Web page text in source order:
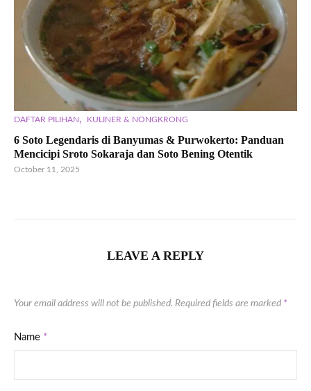
DAFTAR PILIHAN, KULINER & NONGKRONG
6 Soto Legendaris di Banyumas & Purwokerto: Panduan
Mencicipi Sroto Sokaraja dan Soto Bening Otentik
October 11, 2025
LEAVE A REPLY
Your email address will not be published. Required fields are marked *
Name *